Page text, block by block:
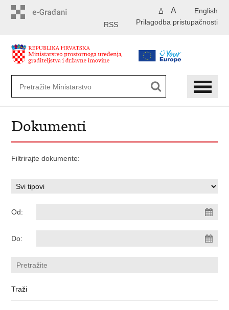
English
A A
Prilagodba pristupačnosti
RSS
Dokumenti
Filtrirajte dokumente:
Od:
Do: